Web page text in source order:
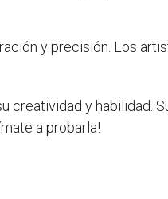
y precisión. Los
creatividad y habilidad.
a probarla!